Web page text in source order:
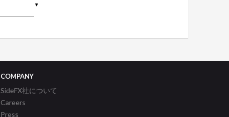
▼
COMPANY
SideFX社について
Careers
Press